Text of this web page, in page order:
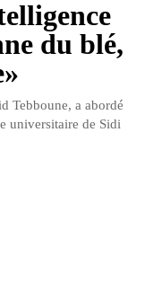
du blé,
Tebboune, a abordé
universitaire de Sidi